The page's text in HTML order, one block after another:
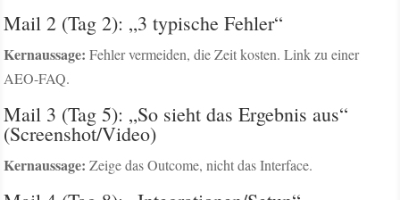
Mail 2 (Tag 2): „3 typische Fehler“
Kernaussage: Fehler vermeiden, die Zeit kosten. Link zu einer
AEO-FAQ.
Mail 3 (Tag 5): „So sieht das Ergebnis aus“
(Screenshot/Video)
Kernaussage: Zeige das Outcome, nicht das Interface.